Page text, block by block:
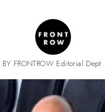
BY FRONTROW Editorial Dept.